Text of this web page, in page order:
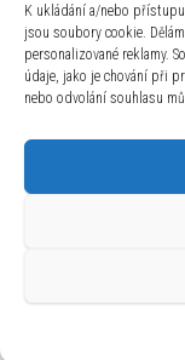
K ukládání a/nebo
jsou soubory cookie.
personalizované reklamy.
údaje, jako je chování při
nebo odvolání souhlasu
modrá
399Kč
Používáme